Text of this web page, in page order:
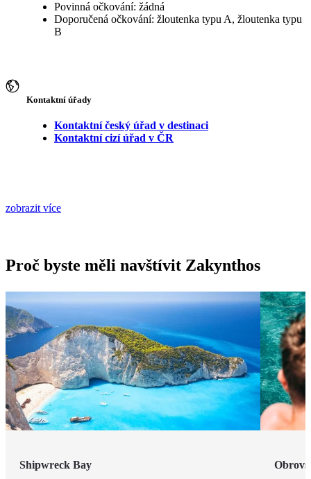
Povinná očkování: žádná
Doporučená očkování: žloutenka typu A, žloutenka typu
B
Kontaktní úřady
Kontaktní český úřad v destinaci
Kontaktní cizí úřad v ČR
zobrazit více
Proč byste měli navštívit Zakynthos
Shipwreck Bay